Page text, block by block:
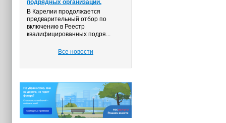
подрядных организаций.
В Карелии продолжается
предварительный отбор по
включению в Реестр
квалифицированных подря...
Все новости